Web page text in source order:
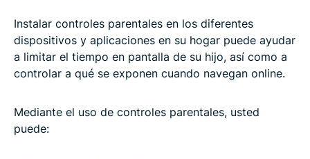
Instalar controles parentales en los diferentes
dispositivos y aplicaciones en su hogar puede ayudar
a limitar el tiempo en pantalla de su hijo, así como a
controlar a qué se exponen cuando navegan online.
Mediante el uso de controles parentales, usted
puede: